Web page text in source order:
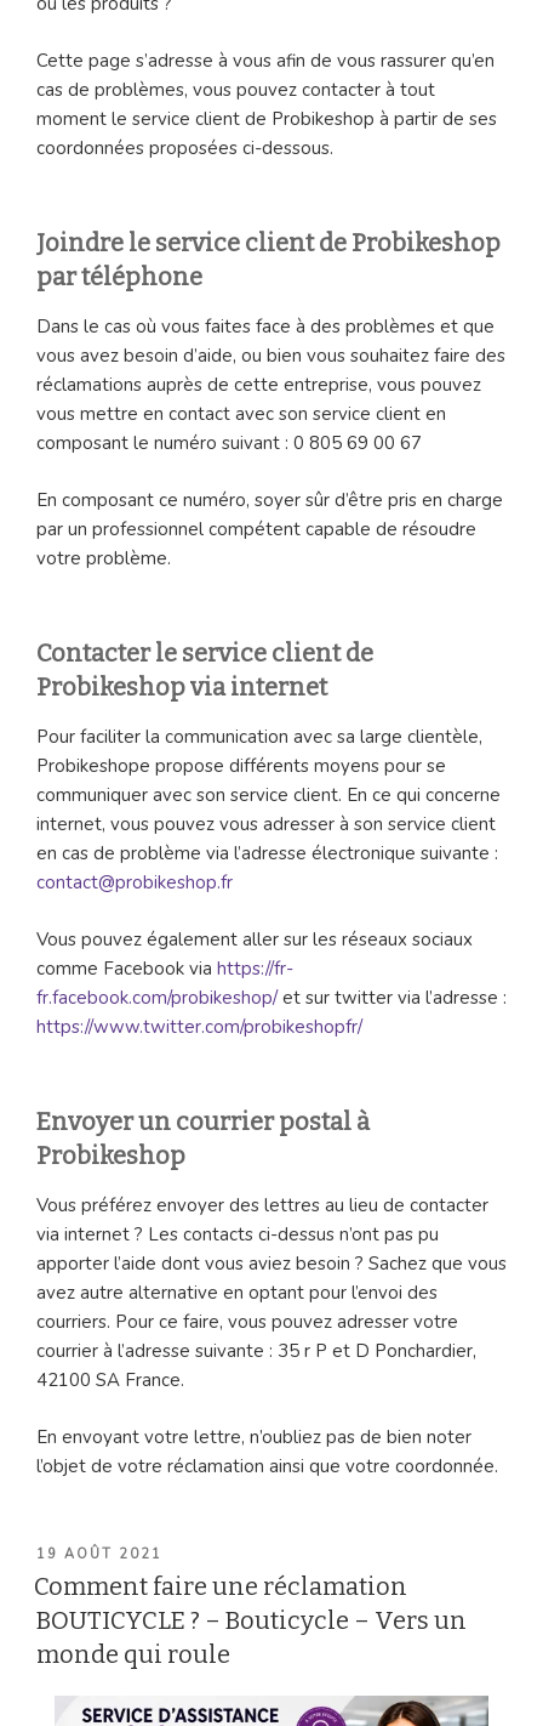
Cette page s’adresse à vous afin de vous rassurer qu’en
cas de problèmes, vous pouvez contacter à tout
moment le service client de Probikeshop à partir de ses
coordonnées proposées ci-dessous.
Joindre le service client de Probikeshop
par téléphone
Dans le cas où vous faites face à des problèmes et que
vous avez besoin d’aide, ou bien vous souhaitez faire des
réclamations auprès de cette entreprise, vous pouvez
vous mettre en contact avec son service client en
composant le numéro suivant : 0 805 69 00 67
En composant ce numéro, soyer sûr d’être pris en charge
par un professionnel compétent capable de résoudre
votre problème.
Contacter le service client de
Probikeshop via internet
Pour faciliter la communication avec sa large clientèle,
Probikeshope propose différents moyens pour se
communiquer avec son service client. En ce qui concerne
internet, vous pouvez vous adresser à son service client
en cas de problème via l’adresse électronique suivante :
contact@probikeshop.fr
Vous pouvez également aller sur les réseaux sociaux
comme Facebook via https://fr-
fr.facebook.com/probikeshop/et sur twitter via l’adresse :
https://www.twitter.com/probikeshopfr/
Envoyer un courrier postal à
Probikeshop
Vous préférez envoyer des lettres au lieu de contacter
via internet ? Les contacts ci-dessus n’ont pas pu
apporter l’aide dont vous aviez besoin ? Sachez que vous
avez autre alternative en optant pour l’envoi des
courriers. Pour ce faire, vous pouvez adresser votre
courrier à l’adresse suivante : 35 r P et D Ponchardier,
42100 SA France.
En envoyant votre lettre, n’oubliez pas de bien noter
l’objet de votre réclamation ainsi que votre coordonnée.
PUBLIÉ
LE
19 AOÛT 2021
Comment faire une réclamation
BOUTICYCLE ? – Bouticycle – Vers un
monde qui roule